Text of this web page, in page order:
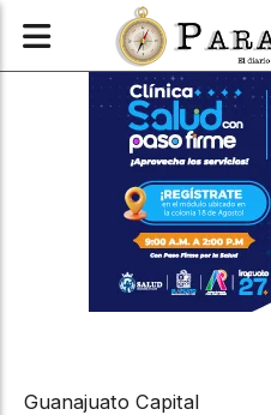
Guanajuato Capital